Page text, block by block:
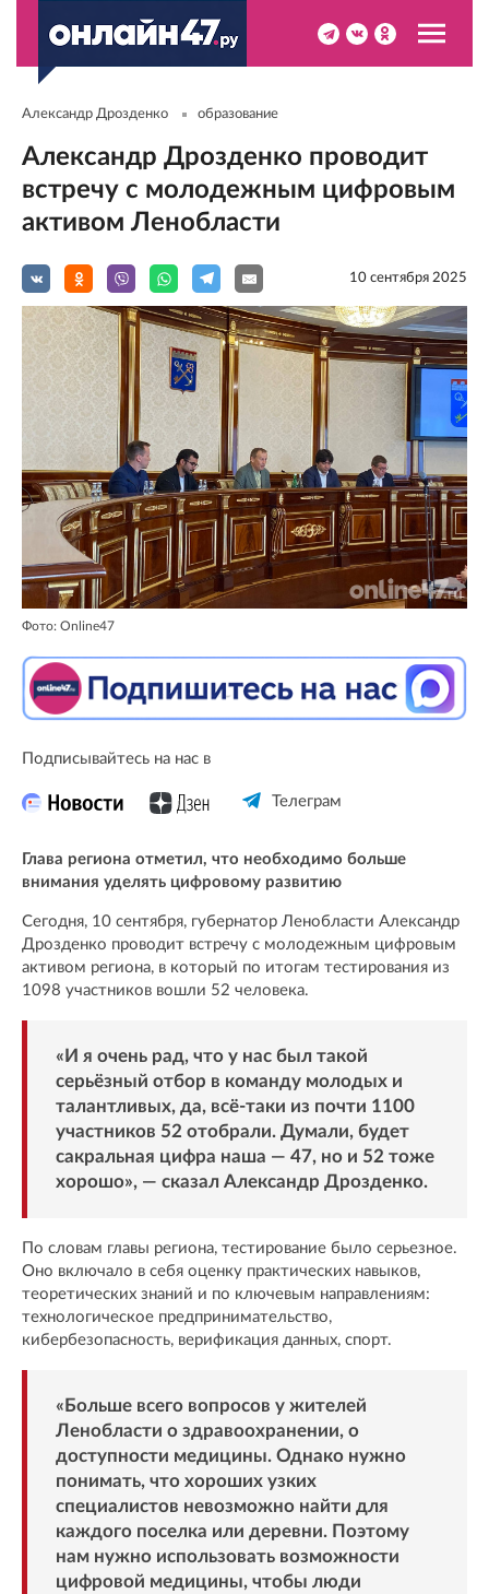
Александр Дрозденко образование
Александр Дрозденко проводит
встречу с молодежным цифровым
активом Ленобласти
10 сентября 2025
Фото: Online47
Подписывайтесь на нас в
Телеграм
Глава региона отметил, что необходимо больше
внимания уделять цифровому развитию
Сегодня, 10 сентября, губернатор Ленобласти Александр
Дрозденко проводит встречу с молодежным цифровым
активом региона, в который по итогам тестирования из
1098 участников вошли 52 человека.
«И я очень рад, что у нас был такой
серьёзный отбор в команду молодых и
талантливых, да, всё-таки из почти 1100
участников 52 отобрали. Думали, будет
сакральная цифра наша — 47, но и 52 тоже
хорошо», — сказал Александр Дрозденко.
По словам главы региона, тестирование было серьезное.
Оно включало в себя оценку практических навыков,
теоретических знаний и по ключевым направлениям:
технологическое предпринимательство,
кибербезопасность, верификация данных, спорт.
«Больше всего вопросов у жителей
Ленобласти о здравоохранении, о
доступности медицины. Однако нужно
понимать, что хороших узких
специалистов невозможно найти для
каждого поселка или деревни. Поэтому
нам нужно использовать возможности
цифровой медицины, чтобы люди